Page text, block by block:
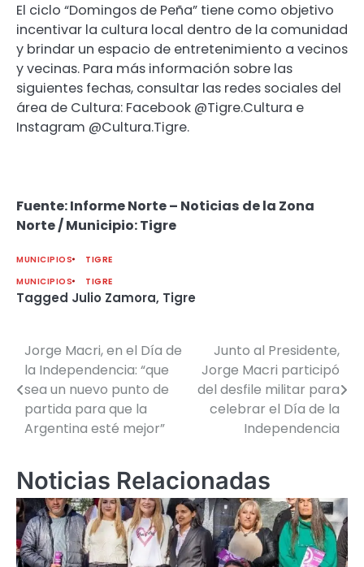
El ciclo “Domingos de Peña” tiene como objetivo
incentivar la cultura local dentro de la comunidad
y brindar un espacio de entretenimiento a vecinos
y vecinas. Para más información sobre las
siguientes fechas, consultar las redes sociales del
área de Cultura: Facebook @Tigre.Cultura e
Instagram @Cultura.Tigre.
Fuente: Informe Norte – Noticias de la Zona
Norte / Municipio: Tigre
MUNICIPIOS
TIGRE
MUNICIPIOS
TIGRE
Tagged Julio Zamora, Tigre
Navegación
de
entradas
Jorge Macri, en el Día de
la Independencia: “que
sea un nuevo punto de
partida para que la
Argentina esté mejor”
Junto al Presidente,
Jorge Macri participó
del desfile militar para
celebrar el Día de la
Independencia
Noticias Relacionadas